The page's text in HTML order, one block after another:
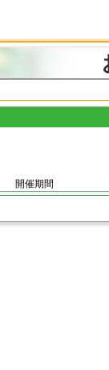
開催期間